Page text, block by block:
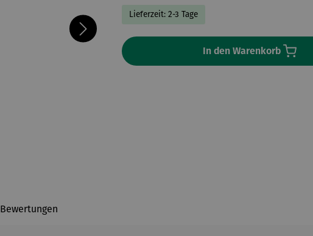
Lieferzeit: 2-3 Tage
In den Warenkorb
Bewertungen